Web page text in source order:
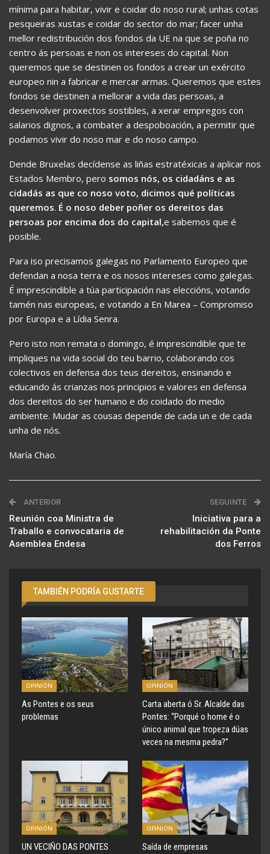
mínima para habitar, vivir e coidar do noso rural; unhas cotas
pesqueiras xustas e coidar do sector do mar; facer unha
mellor redistribución dos fondos da UE na que se poña no
centro ás persoas e non os intereses do capital. Non
queremos que se destinen os fondos a crear un exército
europeo nin a fabricar e mercar armas. Queremos que estes
fondos se destinen a mellorar a vida das persoas, a
desenvolver proxectos sostibles, a xerar empregos con
salarios dignos, a combater a despoboación, a permitir que
podamos vivir do noso mar e do noso campo.
Dende Bruxelas decídense as liñas estratéxicas a aplicar nos
Estados Membro, pero somos nós, os cidadáns e as
cidadás as que co noso voto, dicimos qué políticas
queremos. É o noso deber poñer os dereitos das
persoas por encima dos do capital,e sabemos que é
posible.
Para iso precisamos galegas no Parlamento Europeo que
defendan a nosa terra e os nosos intereses como galegas.
É imprescindible a túa participación nas eleccións, votando
tamén nas europeas, e votando a En Marea – Compromiso
por Europa e a Lídia Senra.
Pero isto non remata o domingo, é imprescindible que te
impliques na vida social do teu barrio, colaborando cos
colectivos en defensa dos teus dereitos, ensinando e
educando ás crianzas nos principios e valores en defensa
dos dereitos do ser humano e do coidado do medio
ambiente. Mudar as cousas depende de cada un e de cada
unha de nós.
María Chao.
ANTERIOR
Reunión coa Ministra de
Traballo e convocataria de
Asemblea Endesa
SEGUINTE
Iniciativa para a
rehabilitación da Ponte
dos Ferros
TAMBIÉN PODRÍA GUSTARTE
OPINIÓN
As Pontes e os seus
problemas
OPINIÓN
Carta aberta ó Sr. Alcalde das
Pontes: “Porqué o home é o
único animal que tropeza dúas
veces na mesma pedra?”
OPINIÓN
UN VECIÑO DAS PONTES
OPINIÓN
Saída de empresas